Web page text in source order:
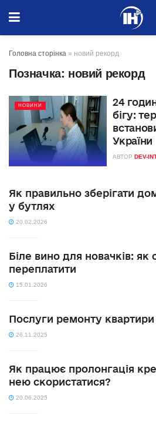
Головна сторінка » новий рекорд
Позначка: новий рекорд
НОВИНИ
24
бігу:
України
АВТОР DEV-
Як правильно зберігати
у бутлях
20.02.2026
Біле вино для новачків: як
переплатити
15.01.2026
Послуги ремонту квартири
26.11.2025
Як працює пролонгація
нею скористатися?
20.06.2025